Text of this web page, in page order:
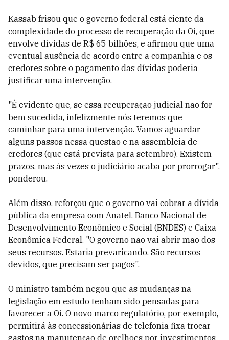
Kassab frisou que o governo federal está ciente da
complexidade do processo de recuperação da Oi, que
envolve dívidas de R$ 65 bilhões, e afirmou que uma
eventual ausência de acordo entre a companhia e os
credores sobre o pagamento das dívidas poderia
justificar uma intervenção.
"É evidente que, se essa recuperação judicial não for
bem sucedida, infelizmente nós teremos que
caminhar para uma intervenção. Vamos aguardar
alguns passos nessa questão e na assembleia de
credores (que está prevista para setembro). Existem
prazos, mas às vezes o judiciário acaba por prorrogar",
ponderou.
Além disso, reforçou que o governo vai cobrar a dívida
pública da empresa com Anatel, Banco Nacional de
Desenvolvimento Econômico e Social (BNDES) e Caixa
Econômica Federal. "O governo não vai abrir mão dos
seus recursos. Estaria prevaricando. São recursos
devidos, que precisam ser pagos".
O ministro também negou que as mudanças na
legislação em estudo tenham sido pensadas para
favorecer a Oi. O novo marco regulatório, por exemplo,
permitirá às concessionárias de telefonia fixa trocar
gastos na manutenção de orelhões por investimentos